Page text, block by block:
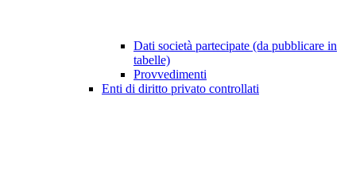
Dati società partecipate (da pubblicare in
tabelle)
Provvedimenti
Enti di diritto privato controllati